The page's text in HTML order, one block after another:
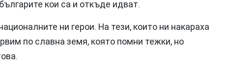
кои са и откъде идват.
ни герои. На тези, които ни накараха
по славна земя, която помни тежки, но